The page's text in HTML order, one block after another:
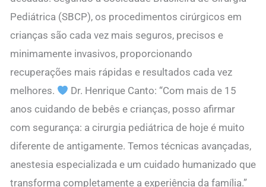
Pediátrica (SBCP), os procedimentos cirúrgicos em
crianças são cada vez mais seguros, precisos e
minimamente invasivos, proporcionando
recuperações mais rápidas e resultados cada vez
melhores.
Dr. Henrique Canto: “Com mais de 15
anos cuidando de bebês e crianças, posso afirmar
com segurança: a cirurgia pediátrica de hoje é muito
diferente de antigamente. Temos técnicas avançadas,
anestesia especializada e um cuidado humanizado que
transforma completamente a experiência da família.”